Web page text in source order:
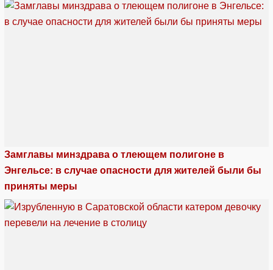
Замглавы минздрава о тлеющем полигоне в
Энгельсе: в случае опасности для жителей были бы
приняты меры